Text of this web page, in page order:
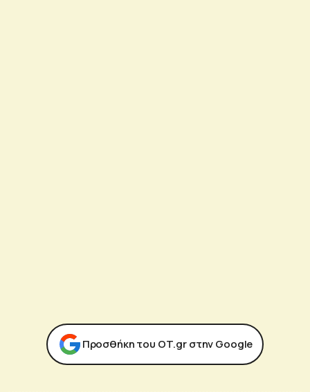
Προσθήκη του ΟΤ.gr στην Google